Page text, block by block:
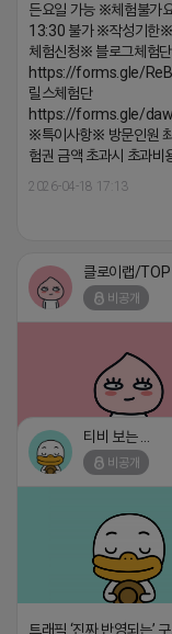
든요일 가능 ※체험불가
13:30 불가 ※작성기한※
체험신청※ 블로그체험단
https://forms.gle/
릴스체험단
https://forms.gle/
※특이사항※ 방문인원
험권 금액 초과시 초과비
2026-04-18 17:13
비공개
2026-04-18 17:05
비공개
트래픽 ‘진짜 반영되는’